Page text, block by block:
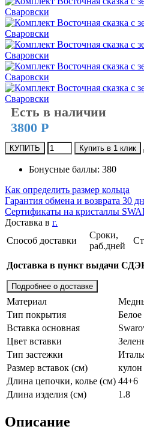
Есть в наличии
3800 Р
КУПИТЬ Купить в 1 клик
Бонусные баллы: 380
Как определить размер кольца
Гарантия обмена и возврата 30
Сертификаты на кристаллы
Доставка в г.
Способ доставки
Сроки,
раб.дней
Доставка в пункт выдачи
Подробнее о доставке
Материал
Тип покрытия
Белое
Вставка основная
Цвет вставки
Тип застежки
Размер вставок (см)
Длина цепочки, колье (см) 44+6
Длина изделия (см)
1.8
Описание